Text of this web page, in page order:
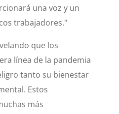
una voz y un
trabajadores."
que los
línea de la pandemia
tanto su bienestar
Estos
más